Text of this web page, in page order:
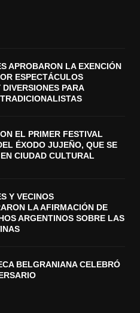
APROBARON LA EXENCIÓN
ESPECTÁCULOS
PARA
EL PRIMER FESTIVAL
ÉXODO JUJEÑO, QUE SE
CIUDAD CULTURAL
Y VECINOS
LA AFIRMACIÓN DE
ARGENTINOS SOBRE LAS
BELGRANIANA CELEBRÓ